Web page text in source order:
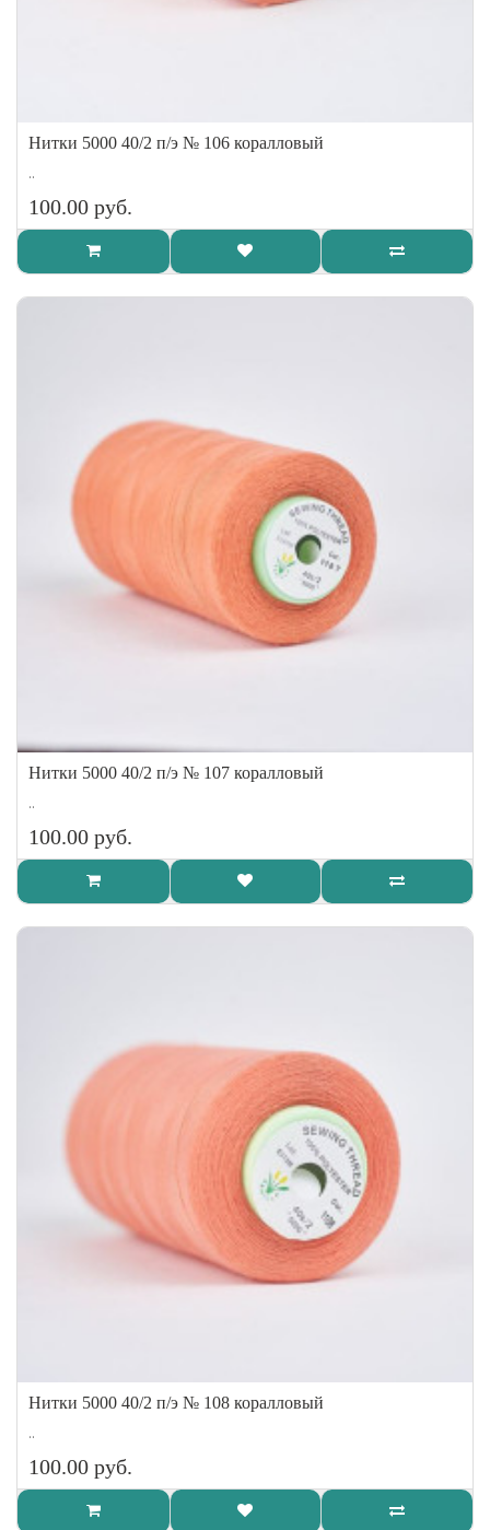
Нитки 5000 40/2 п/э № 106 коралловый
..
100.00 руб.
Нитки 5000 40/2 п/э № 107 коралловый
..
100.00 руб.
Нитки 5000 40/2 п/э № 108 коралловый
..
100.00 руб.